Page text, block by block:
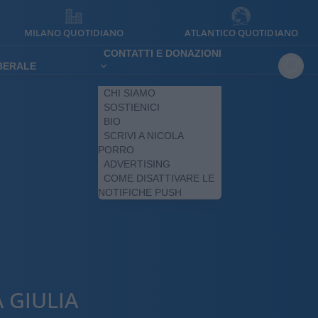
MILANO QUOTIDIANO ATLANTICO QUOTIDIANO
CONTATTI E DONAZIONI
CHI SIAMO
SOSTIENICI
BIO
SCRIVI A NICOLA
PORRO
ADVERTISING
COME DISATTIVARE LE
NOTIFICHE PUSH
GIULIA